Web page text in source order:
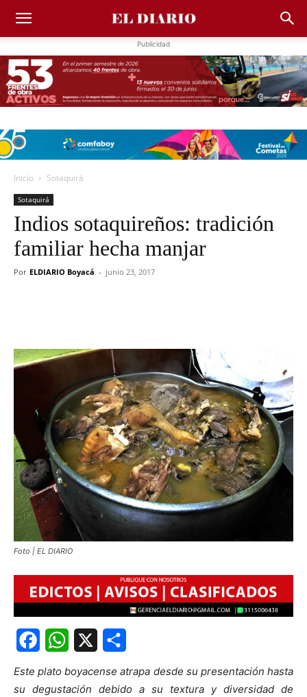
Publicidad
Inicio Sotaquirá
Sotaquirá
Indios sotaquireños: tradición
familiar hecha manjar
Por ELDIARIO Boyacá - junio 23, 2017
Foto | EL DIARIO
Este plato boyacense atrapa desde su presentación hasta
su degustación debido a su textura y diversidad de